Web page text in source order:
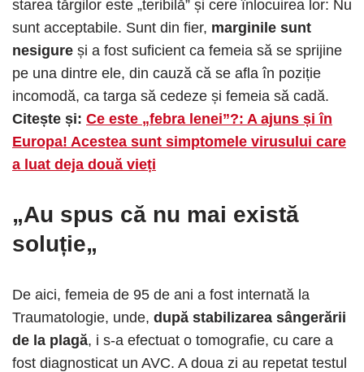
starea tărgilor este „teribilă” și cere înlocuirea lor: Nu
sunt acceptabile. Sunt din fier, marginile sunt
nesigure și a fost suficient ca femeia să se sprijine
pe una dintre ele, din cauză că se afla în poziție
incomodă, ca targa să cedeze și femeia să cadă.
Citește și: Ce este „febra lenei”?: A ajuns și în
Europa! Acestea sunt simptomele virusului care
a luat deja două vieți
„Au spus că nu mai există
soluție„
De aici, femeia de 95 de ani a fost internată la
Traumatologie, unde, după stabilizarea sângerării
de la plagă, i s-a efectuat o tomografie, cu care a
fost diagnosticat un AVC. A doua zi au repetat testul